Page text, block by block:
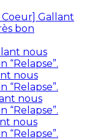
Coeur] Gallant
bon
nous
“Relapse”.
nous
“Relapse”.
nous
“Relapse”.
nous
“Relapse”.